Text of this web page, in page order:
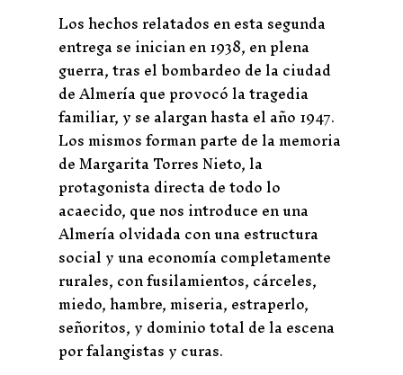
Los hechos relatados en esta segunda
entrega se inician en 1938, en plena
guerra, tras el bombardeo de la ciudad
de Almería que provocó la tragedia
familiar, y se alargan hasta el año 1947.
Los mismos forman parte de la memoria
de Margarita Torres Nieto, la
protagonista directa de todo lo
acaecido, que nos introduce en una
Almería olvidada con una estructura
social y una economía completamente
rurales, con fusilamientos, cárceles,
miedo, hambre, miseria, estraperlo,
señoritos, y dominio total de la escena
por falangistas y curas.